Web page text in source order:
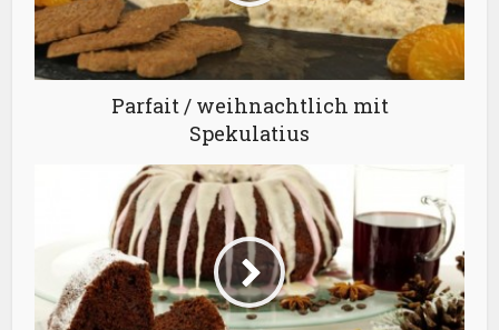
Parfait / weihnachtlich mit
Spekulatius